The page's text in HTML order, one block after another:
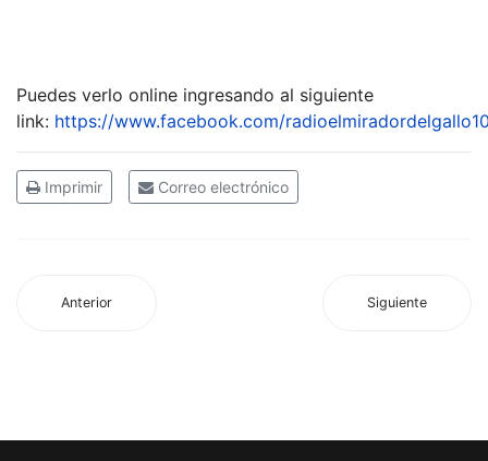
Puedes verlo online ingresando al siguiente
link: https://www.facebook.com/
Imprimir Correo electrónico
Anterior Siguiente